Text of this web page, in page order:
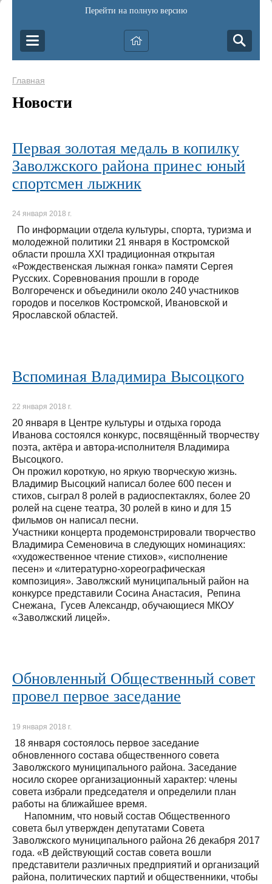
Перейти на полную версию
Главная
Новости
Первая золотая медаль в копилку
Заволжского района принес юный
спортсмен лыжник
24 января 2018 г.
По информации отдела культуры, спорта, туризма и
молодежной политики 21 января в Костромской
области прошла XXI традиционная открытая
«Рождественская лыжная гонка» памяти Сергея
Русских. Соревнования прошли в городе
Волгореченск и объединили около 240 участников
городов и поселков Костромской, Ивановской и
Ярославской областей.
Вспоминая Владимира Высоцкого
22 января 2018 г.
20 января в Центре культуры и отдыха города
Иванова состоялся конкурс, посвящённый творчеству
поэта, актёра и автора-исполнителя Владимира
Высоцкого.
Он прожил короткую, но яркую творческую жизнь.
Владимир Высоцкий написал более 600 песен и
стихов, сыграл 8 ролей в радиоспектаклях, более 20
ролей на сцене театра, 30 ролей в кино и для 15
фильмов он написал песни.
Участники концерта продемонстрировали творчество
Владимира Семеновича в следующих номинациях:
«художественное чтение стихов», «исполнение
песен» и «литературно-хореографическая
композиция». Заволжский муниципальный район на
конкурсе представили Сосина Анастасия, Репина
Снежана, Гусев Александр, обучающиеся МКОУ
«Заволжский лицей».
Обновленный Общественный совет
провел первое заседание
19 января 2018 г.
18 января состоялось первое заседание
обновленного состава общественного совета
Заволжского муниципального района. Заседание
носило скорее организационный характер: члены
совета избрали председателя и определили план
работы на ближайшее время.
Напомним, что новый состав Общественного
совета был утвержден депутатами Совета
Заволжского муниципального района 26 декабря 2017
года. «В действующий состав совета вошли
представители различных предприятий и организаций
района, политических партий и общественники, чтобы